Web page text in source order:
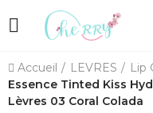
Accueil LEVRES
Lip
Essence Tinted Kiss
Lèvres 03 Coral Colada